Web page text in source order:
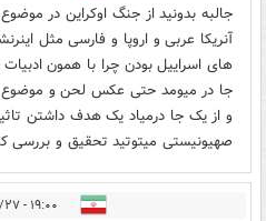
جالبه بدونید از جنگ اوکراین در
آنریکا عربی و اروپا و فارسی مثل
های اسراییل بودن چرا با همون
جا در میومد حتی عکس لحن و موضوع
و از یک جا درمیاد یک هدف داشتن
صهیونیستی میتوتید تحقیق و بررسی
۱۹:۰۰ - ۱۴۰۵/۰۳/۲۷